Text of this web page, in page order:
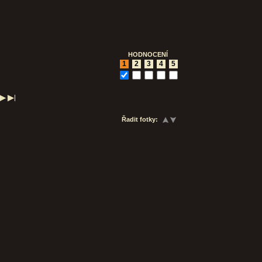
HODNOCENÍ
1 2 3 4 5
Řadit fotky: